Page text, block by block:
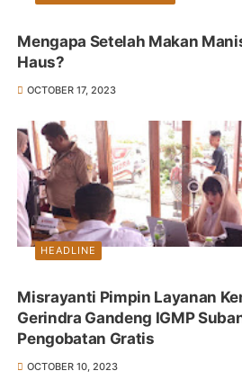
Mengapa Setelah Makan
Haus?
OCTOBER 17, 2023
HEADLINE
Misrayanti Pimpin Layanan
Gerindra Gandeng IGMP
Pengobatan Gratis
OCTOBER 10, 2023